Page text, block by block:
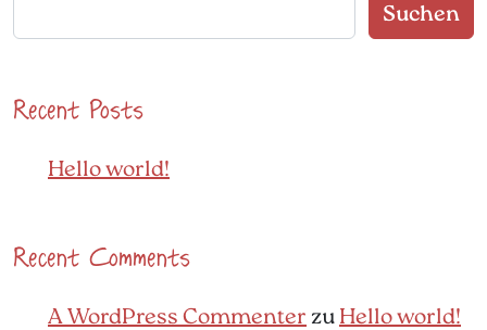
Suchen
Recent Posts
Hello world!
Recent Comments
A WordPress Commenter zu Hello world!